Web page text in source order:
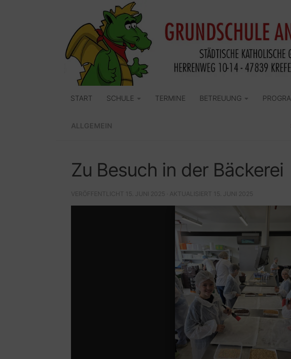
START SCHULE TERMINE BETREUUNG
ALLGEMEIN
Zu Besuch in der Bäckerei
VERÖFFENTLICHT 15. JUNI 2025 · AKTUALISIERT 15. JUNI 2025